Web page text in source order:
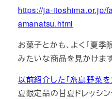
https://ja-itoshima.or.jp/
amanatsu.html
お菓子とかも、よく「夏
みたいな商品を見かけます
以前紹介した「糸島野菜を
夏限定品の甘夏ドレッシン